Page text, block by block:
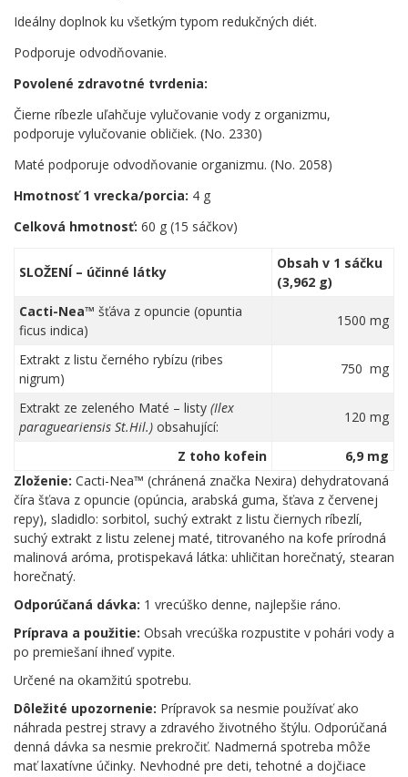
Ideálny doplnok ku všetkým typom redukčných diét.
Podporuje odvodňovanie.
Povolené zdravotné tvrdenia:
Čierne ríbezle uľahčuje vylučovanie vody z organizmu,
podporuje vylučovanie obličiek. (No. 2330)
Maté podporuje odvodňovanie organizmu. (No. 2058)
Hmotnosť 1 vrecka/porcia: 4 g
Celková hmotnosť: 60 g (15 sáčkov)
SLOŽENÍ – účinné látky
Obsah v 1 sáčku
(3,962 g)
Cacti-Nea™ šťáva z opuncie (opuntia
ficus indica)
1500 mg
Extrakt z listu černého rybízu (ribes
nigrum)
750 mg
Extrakt ze zeleného Maté – listy (Ilex
paragueariensis St.Hil.) obsahující:
120 mg
Z toho kofein
6,9 mg
Zloženie: Cacti-Nea™ (chránená značka Nexira) dehydratovaná
číra šťava z opuncie (opúncia, arabská guma, šťava z červenej
repy), sladidlo: sorbitol, suchý extrakt z listu čiernych ríbezlí,
suchý extrakt z listu zelenej maté, titrovaného na kofe prírodná
malinová aróma, protispekavá látka: uhličitan horečnatý, stearan
horečnatý.
Odporúčaná dávka: 1 vrecúško denne, najlepšie ráno.
Príprava a použitie: Obsah vrecúška rozpustite v pohári vody a
po premiešaní ihneď vypite.
Určené na okamžitú spotrebu.
Dôležité upozornenie: Prípravok sa nesmie používať ako
náhrada pestrej stravy a zdravého životného štýlu. Odporúčaná
denná dávka sa nesmie prekročiť. Nadmerná spotreba môže
mať laxatívne účinky. Nevhodné pre deti, tehotné a dojčiace